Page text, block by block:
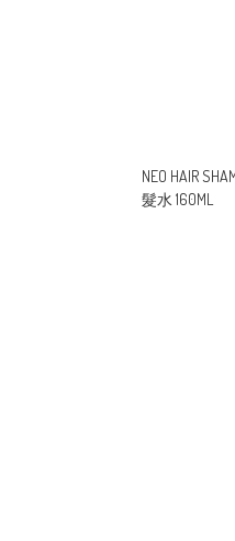
NEO HAIR
髮水 160ML